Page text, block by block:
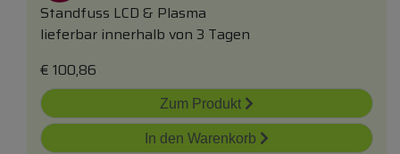
Standfuss LCD & Plasma
lieferbar innerhalb von 3 Tagen
€ 100,86
Zum Produkt
In den Warenkorb